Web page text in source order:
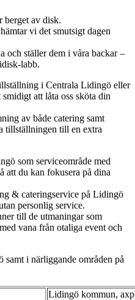
berget av disk.
vi det smutsigt dagen
och ställer dem i våra backar –
labb.
i Centrala Lidingö eller
att låta oss sköta din
av både catering samt
tillställningen till en extra
som serviceområde med
att du kan fokusera på dina
& cateringservice på Lidingö
personlig service.
till de utmaningar som
vana från otaliga event och
i närliggande områden på
Lidingö kommun,